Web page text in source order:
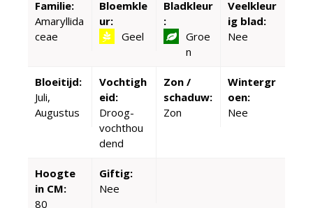
Familie:
Amaryllida
ceae
Bloemkle
ur:
Geel
Bladkleur
:
Groe
n
Veelkleur
ig blad:
Nee
Bloeitijd:
Juli,
Augustus
Vochtigh
eid:
Droog-
vochthou
dend
Zon /
schaduw:
Zon
Wintergr
oen:
Nee
Hoogte
in CM:
80
Giftig:
Nee